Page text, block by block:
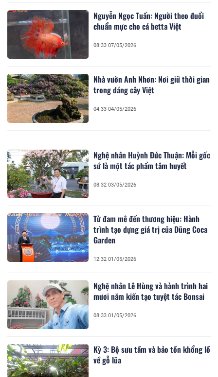
Nguyễn Ngọc Tuấn: Người theo đuổi
chuẩn mực cho cá betta Việt
08:33 07/05/2026
Nhà vườn Anh Nhơn: Nơi giữ thời gian
trong dáng cây Việt
04:33 04/05/2026
Nghệ nhân Huỳnh Đức Thuận: Mỗi gốc
sứ là một tác phẩm tâm huyết
08:32 03/05/2026
Từ đam mê đến thương hiệu: Hành
trình tạo dựng giá trị của Dũng Coca
Garden
12:32 01/05/2026
Nghệ nhân Lê Hùng và hành trình hai
mươi năm kiến tạo tuyệt tác Bonsai
08:33 01/05/2026
Kỳ 3: Bộ sưu tầm và bảo tồn khổng lồ
về gỗ lũa